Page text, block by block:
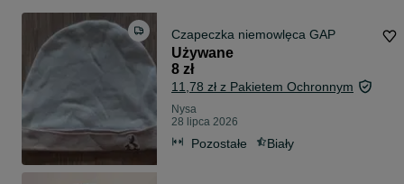
Czapeczka niemowlęca GAP
Używane
8 zł
11,78 zł z Pakietem Ochronnym
Nysa
28 lipca 2026
Pozostałe Biały